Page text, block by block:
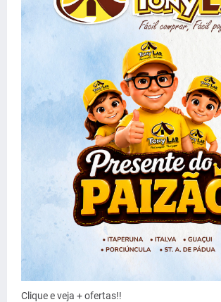
Clique e veja + ofertas!!